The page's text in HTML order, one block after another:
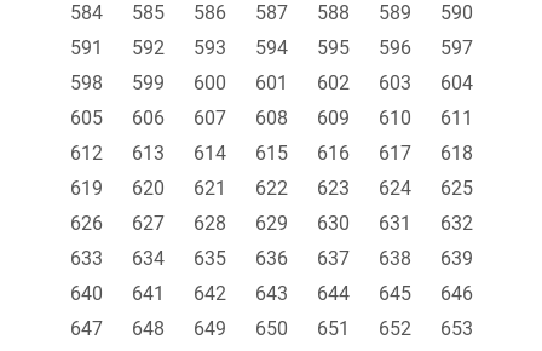
584
585 586 587 588 589
590
591
592 593 594 595 596
597
598
599 600 601 602 603
604
605
606 607 608 609 610
611
612
613 614 615 616 617
618
619
620 621 622 623 624
625
626
627 628 629 630 631
632
633
634 635 636 637 638
639
640
641 642 643 644 645
646
647
648 649 650 651 652
653